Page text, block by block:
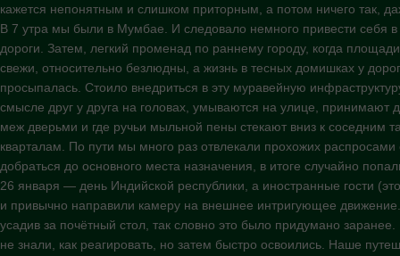
кажется непонятным и слишком приторным, а потом ничего так,
В 7 утра мы были в Мумбае. И следовало немного привести себя в
дороги. Затем, легкий променад по раннему городу, когда
свежи, относительно безлюдны, а жизнь в тесных домишках у
просыпалась. Стоило внедриться в эту муравейную
смысле друг у друга на головах, умываются на улице, принимают
меж дверьми и где ручьи мыльной пены стекают вниз к соседним
кварталам. По пути мы много раз отвлекали прохожих
добраться до основного места назначения, в итоге случайно
26 января — день Индийской республики, а иностранные гости
и привычно направили камеру на внешнее интригующее движение.
усадив за почётный стол, так словно это было придумано
не знали, как реагировать, но затем быстро освоились. Наше